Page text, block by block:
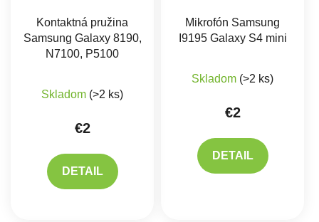
Kontaktná pružina
Samsung Galaxy 8190,
N7100, P5100
Skladom (>2 ks)
€2
DETAIL
Mikrofón Samsung
I9195 Galaxy S4 mini
Skladom (>2 ks)
€2
DETAIL